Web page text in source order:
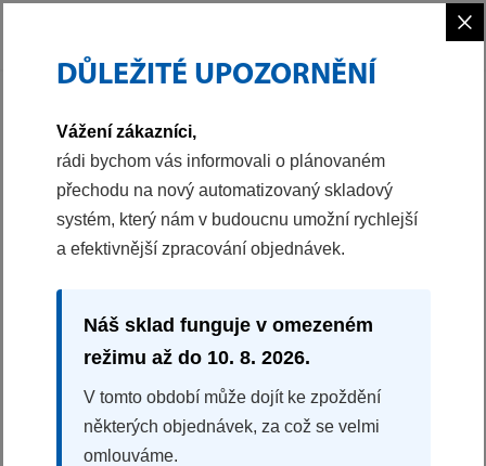
MULTIFUNKČNÍ VESTAVNÁ TROUBA
POB 738 B
7 programů
Dotykový displej
SteamClean
Splátková kalkulačka
×
DŮLEŽITÉ UPOZORNĚNÍ
Vážení zákazníci,
rádi bychom vás informovali o plánovaném
přechodu na nový automatizovaný skladový
systém, který nám v budoucnu umožní rychlejší
a efektivnější zpracování objednávek.
Náš sklad funguje v omezeném
režimu až do 10. 8. 2026.
V tomto období může dojít ke zpoždění
některých objednávek, za což se velmi
omlouváme.